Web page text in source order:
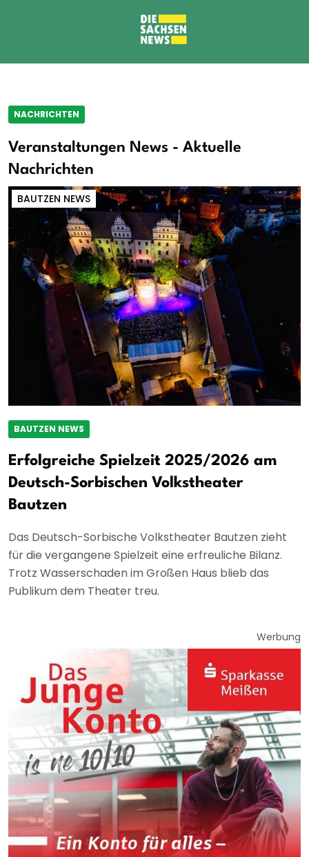
NACHRICHTEN
Veranstaltungen News - Aktuelle
Nachrichten
BAUTZEN NEWS
BAUTZEN NEWS
Erfolgreiche Spielzeit 2025/2026 am
Deutsch-Sorbischen Volkstheater
Bautzen
Das Deutsch-Sorbische Volkstheater Bautzen zieht
für die vergangene Spielzeit eine erfreuliche Bilanz.
Trotz Wasserschaden im Großen Haus blieb das
Publikum dem Theater treu.
Werbung